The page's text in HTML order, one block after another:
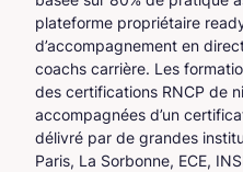
plateforme propriétaire
d’accompagnement en
coachs carrière. Les
des certifications RNCP de
accompagnées d’un
délivré par de grandes
Paris, La Sorbonne, ECE,